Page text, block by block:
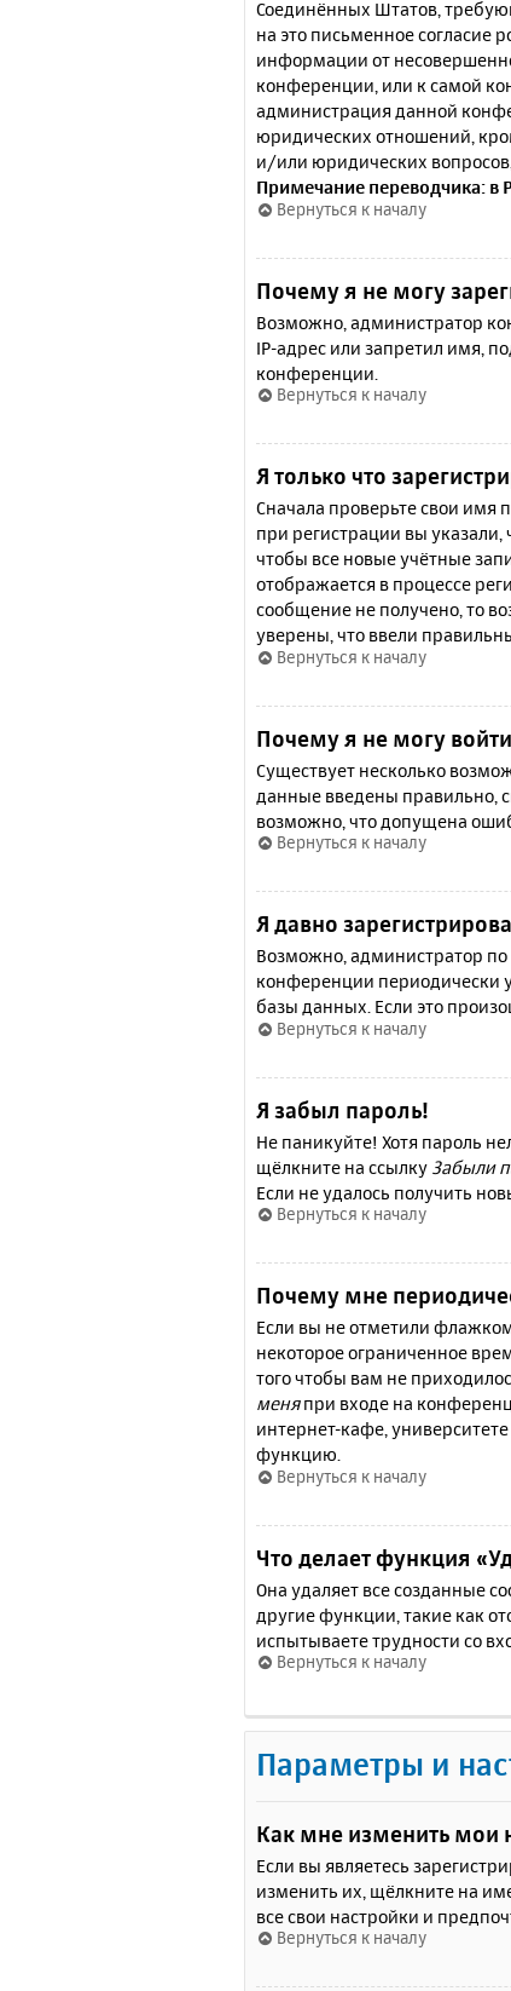
Соединённых Штатов,
на это письменное согласие
информации от
конференции, или к самой
администрация данной
юридических отношений,
и/или юридических
Примечание переводчика: в
Вернуться к началу
Почему я не могу
Возможно, администратор
IP-адрес или запретил имя,
конференции.
Вернуться к началу
Я только что
Сначала проверьте свои имя
при регистрации вы
чтобы все новые учётные
отображается в процессе
сообщение не получено, то
уверены, что ввели
Вернуться к началу
Почему я не могу
Существует несколько
данные введены правильно,
возможно, что допущена
Вернуться к началу
Я давно
Возможно, администратор по
конференции периодически
базы данных. Если это
Вернуться к началу
Я забыл пароль!
Не паникуйте! Хотя пароль
щёлкните на ссылку Забыли
Если не удалось получить
Вернуться к началу
Почему мне
Если вы не отметили
некоторое ограниченное
того чтобы вам не
меняпри входе на
интернет-кафе, университете
функцию.
Вернуться к началу
Что делает функция
Она удаляет все созданные
другие функции, такие как
испытываете трудности со
Вернуться к началу
Параметры и
Как мне изменить мои
Если вы являетесь
изменить их, щёлкните на
все свои настройки и
Вернуться к началу